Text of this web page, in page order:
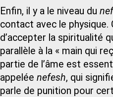
Enfin, il y a le niveau du
contact avec le physique.
d’accepter la spiritualité
parallèle à la « main qui
partie de l’âme est
appelée nefesh, qui
parle de punition pour